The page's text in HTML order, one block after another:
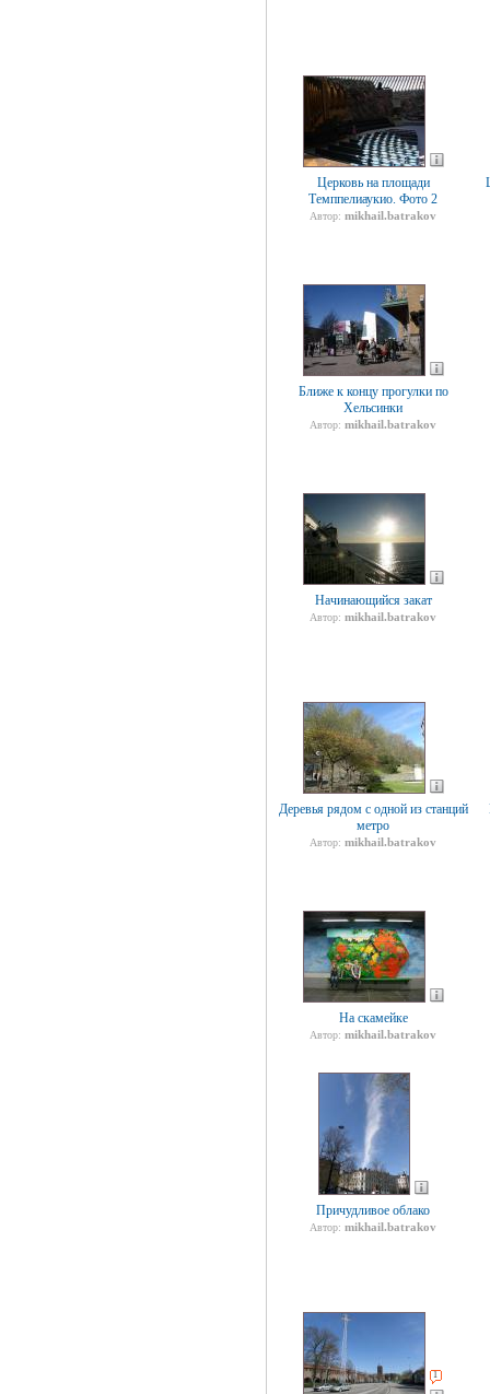
Церковь на площади
Темппелиаукио. Фото 2
Автор: mikhail.batrakov
Ближе к концу прогулки по
Хельсинки
Автор: mikhail.batrakov
Начинающийся закат
Автор: mikhail.batrakov
Деревья рядом с одной из станций
метро
Автор: mikhail.batrakov
На скамейке
Автор: mikhail.batrakov
Причудливое облако
Автор: mikhail.batrakov
1